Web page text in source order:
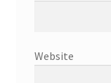
Website